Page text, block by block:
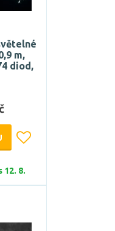
m,
diod,
12. 8.